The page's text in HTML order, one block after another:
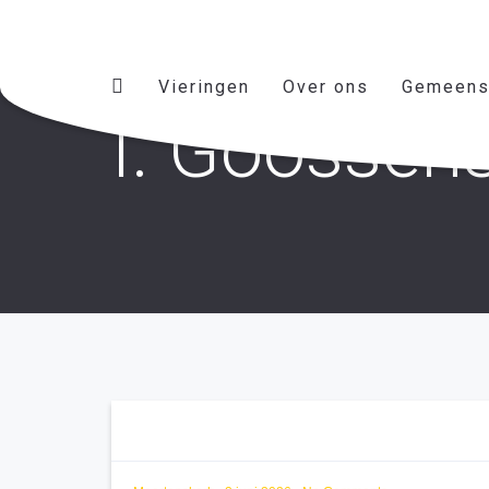
Vieringen Over ons
I.